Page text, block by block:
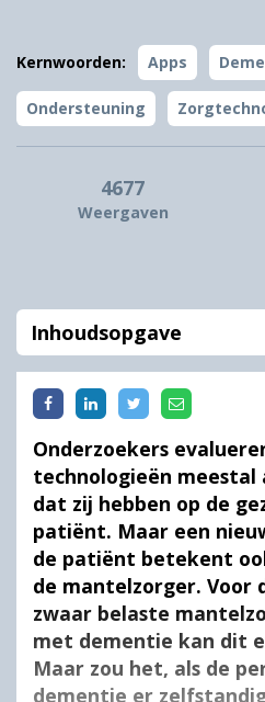
Kernwoorden: Apps
Ondersteuning
4677
Weergaven
Inhoudsopgave
Onderzoekers
technologieën
dat zij hebben op de
patiënt. Maar een
de patiënt betekent
de mantelzorger. Voor
zwaar belaste
met dementie kan dit
Maar zou het, als de
dementie er